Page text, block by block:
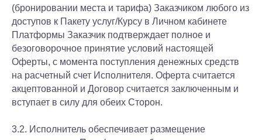
(бронировании места и тарифа) Заказчиком любого из
доступов к Пакету услуг/Курсу в Личном кабинете
Платформы Заказчик подтверждает полное и
безоговорочное принятие условий настоящей
Оферты, с момента поступления денежных средств
на расчетный счет Исполнителя. Оферта считается
акцептованной и Договор считается заключенным и
вступает в силу для обеих Сторон.
3.2. Исполнитель обеспечивает размещение